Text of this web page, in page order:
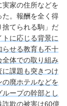
家の住所などを
た。報酬を全く得
捨てられる駒」だ
に応じる背景に
らせる教育も不十
体での取り組み
課題も突きつけ
廃ホテルなどを
ープの幹部とし
詐欺の被害は60億